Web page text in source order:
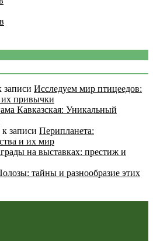
записи Исследуем мир птицеедов:
привычки
Кавказская: Уникальный
к записи Перипланета:
и их мир
на выставках: престиж и
тайны и разнообразие этих